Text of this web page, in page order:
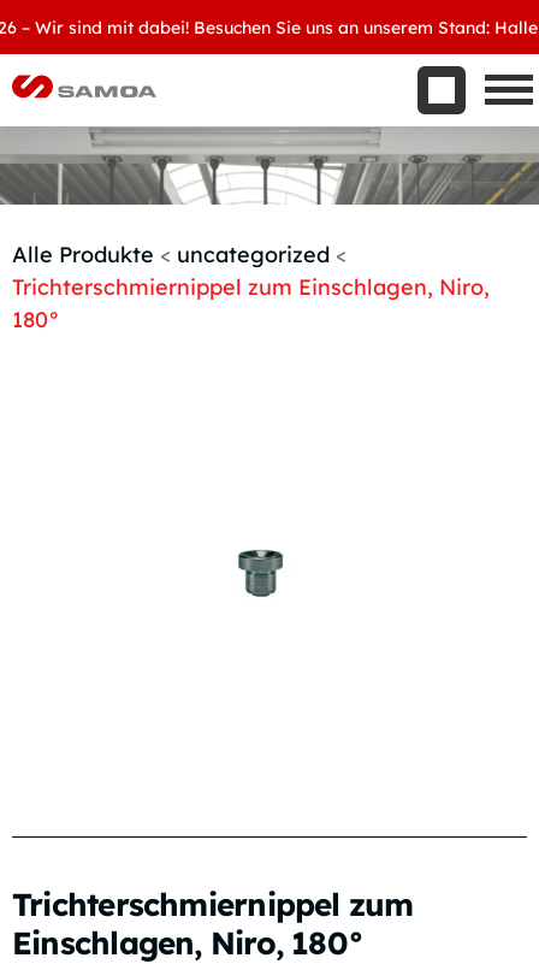
Wir sind mit dabei! Besuchen Sie uns an unserem Stand: Halle
Aktuelles
Kontakt
Handelspartner werden
Alle Produkte < uncategorized <
Trichterschmiernippel zum Einschlagen, Niro,
180°
Trichterschmiernippel zum
Einschlagen, Niro, 180°